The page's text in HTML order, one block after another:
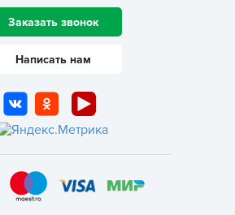
Заказать звонок
Написать нам